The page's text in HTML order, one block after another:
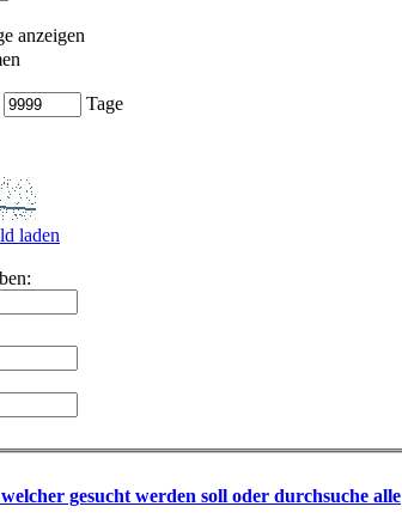
anzeigen
Tage
laden
gesucht werden soll oder durchsuche alle